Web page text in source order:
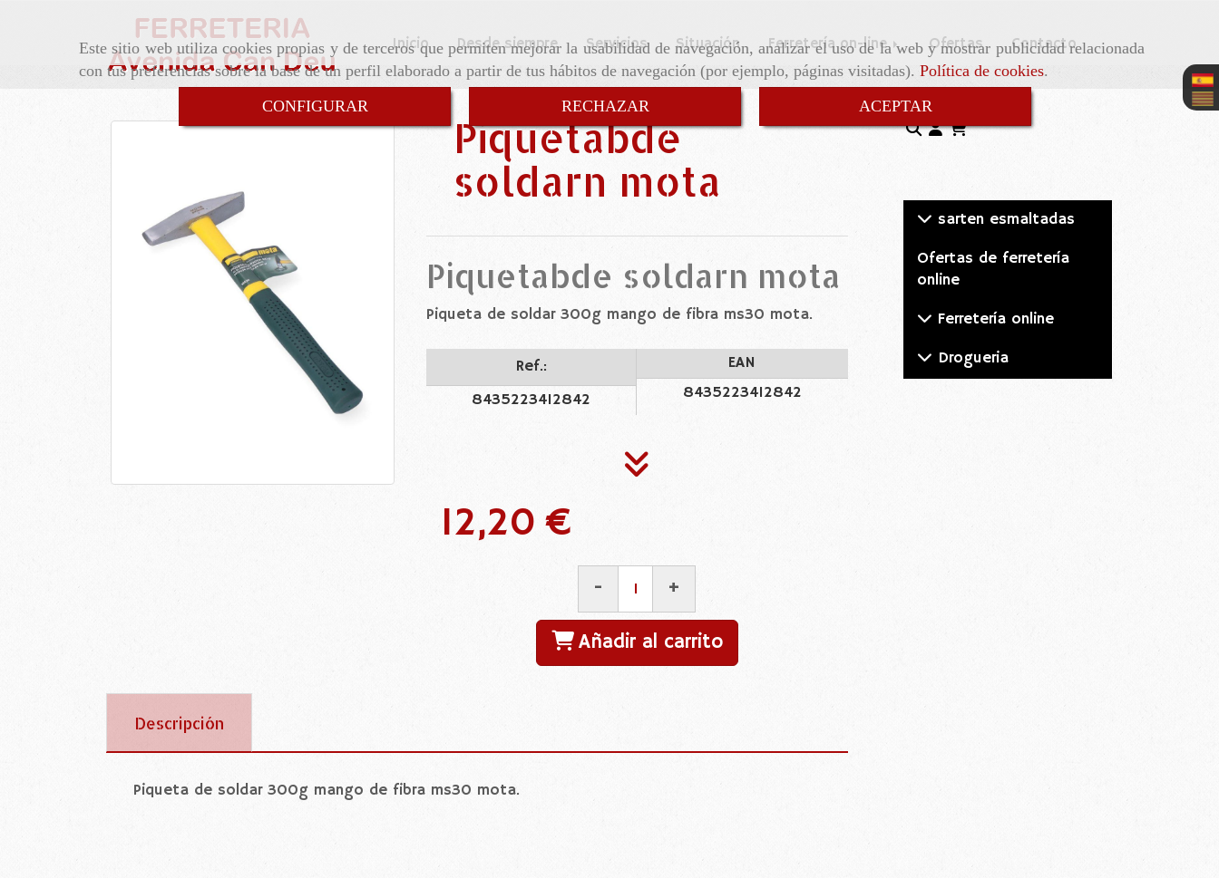
Este sitio web utiliza cookies propias y de terceros que permiten mejorar la usabilidad de navegación, analizar el uso de la web y mostrar publicidad relacionada
con tus preferencias sobre la base de un perfil elaborado a partir de tus hábitos de navegación (por ejemplo, páginas visitadas). Política de cookies.
CONFIGURAR
RECHAZAR ACEPTAR
Inicio Desde siempre Servicios Situación Ferretería on-line Ofertas Contacto
Piquetabde
soldarn mota
Piquetabde soldarn mota
Piqueta de soldar 300g mango de fibra ms30 mota.
Ref.:
8435223412842
EAN
8435223412842
12,20 €
- +
Añadir al carrito
Descripción
Piqueta de soldar 300g mango de fibra ms30 mota.
sarten esmaltadas
Ofertas de ferretería
online
Ferretería online
Drogueria